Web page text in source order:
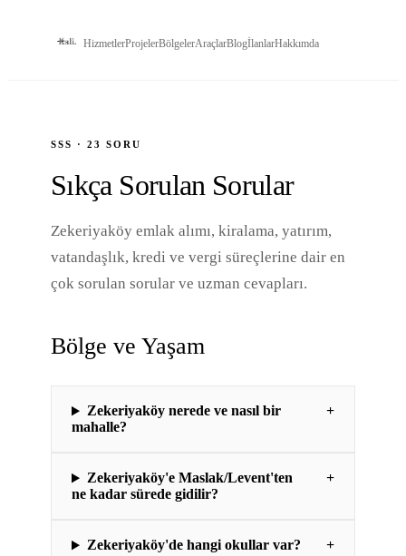
HizmetlerProjelerBölgelerAraçlarBlogİlanlarHakkımda
SSS · 23 SORU
Sıkça Sorulan Sorular
Zekeriyaköy emlak alımı, kiralama, yatırım,
vatandaşlık, kredi ve vergi süreçlerine dair en
çok sorulan sorular ve uzman cevapları.
Bölge ve Yaşam
Zekeriyaköy nerede ve nasıl bir
mahalle?
+
Zekeriyaköy'e Maslak/Levent'ten
ne kadar sürede gidilir?
+
Zekeriyaköy'de hangi okullar var? +